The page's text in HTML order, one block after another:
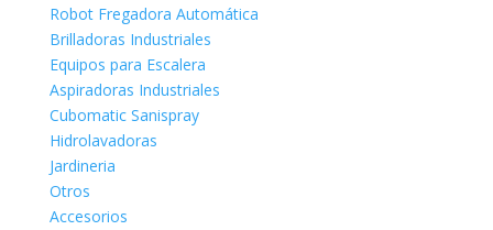
Robot Fregadora Automática
Brilladoras Industriales
Equipos para Escalera
Aspiradoras Industriales
Cubomatic Sanispray
Hidrolavadoras
Jardineria
Otros
Accesorios